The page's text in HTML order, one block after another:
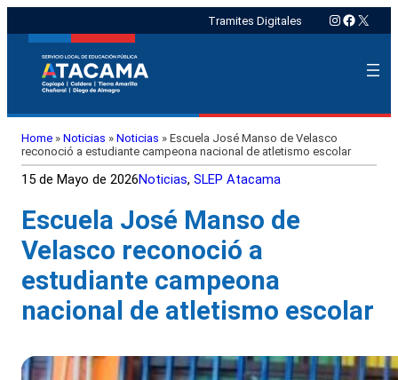
Tramites Digitales Instagram
X
Home » Noticias » Noticias » Escuela José Manso de Velasco
reconoció a estudiante campeona nacional de atletismo escolar
15 de Mayo de 2026Noticias, SLEP Atacama
Escuela José Manso de
Velasco reconoció a
estudiante campeona
nacional de atletismo escolar